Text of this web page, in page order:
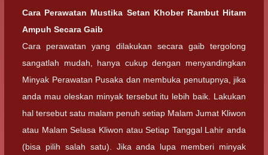
Cara Perawatan Mustika Setan Khober Rambut Hitam
Ampuh Secara Gaib
Cara perawatan yang dilakukan secara gaib tergolong
sangatlah mudah, hanya cukup dengan menyandingkan
Minyak Perawatan Pusaka dan membuka penutupnya, jika
anda mau oleskan minyak tersebut itu lebih baik. Lakukan
hal tersebut satu malam penuh setiap Malam Jumat Kliwon
atau Malam Selasa Kliwon atau Setiap Tanggal Lahir anda
(bisa pilih salah satu). Jika anda lupa memberi minyak